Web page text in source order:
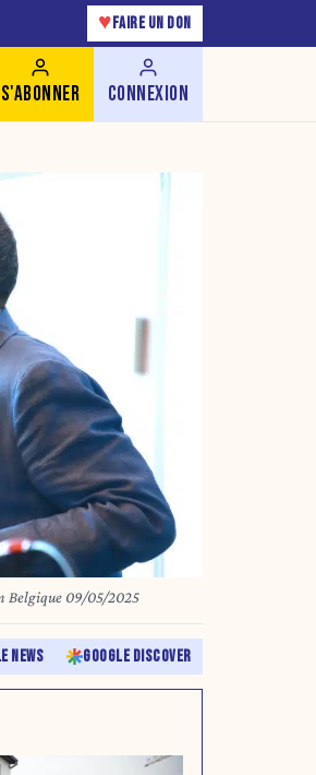
♥ FAIRE UN DON
S'ABONNER CONNEXION
en Belgique 09/05/2025
NEWS GOOGLE DISCOVER